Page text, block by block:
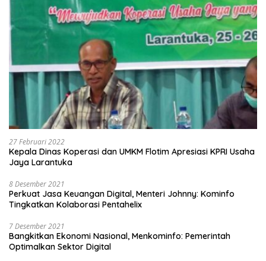
27 Februari 2022
Kepala Dinas Koperasi dan UMKM Flotim Apresiasi KPRI Usaha
Jaya Larantuka
8 Desember 2021
Perkuat Jasa Keuangan Digital, Menteri Johnny: Kominfo
Tingkatkan Kolaborasi Pentahelix
7 Desember 2021
Bangkitkan Ekonomi Nasional, Menkominfo: Pemerintah
Optimalkan Sektor Digital